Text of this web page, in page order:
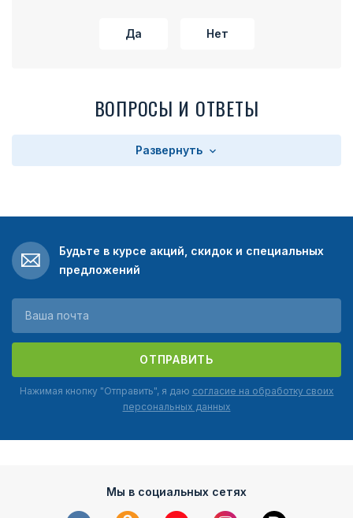
Да Нет
ВОПРОСЫ И ОТВЕТЫ
Развернуть
Будьте в курсе акций, скидок и специальных
предложений
ОТПРАВИТЬ
Нажимая кнопку "Отправить", я даю согласие на обработку своих
персональных данных
Мы в социальных сетях